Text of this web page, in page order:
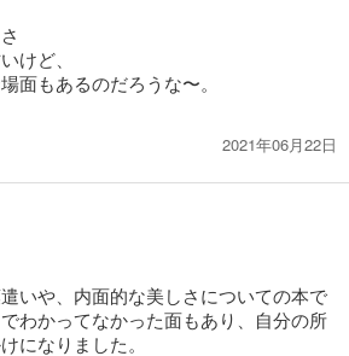
けど、
面もあるのだろうな〜。
2021年06月22日
いや、内面的な美しさについての本で
わかってなかった面もあり、自分の所
になりました。